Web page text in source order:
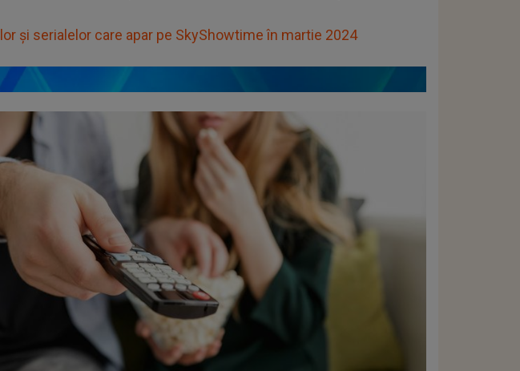
și serialelor care apar pe SkyShowtime în martie 2024